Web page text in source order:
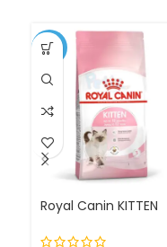
-1%
Royal Canin KITTEN